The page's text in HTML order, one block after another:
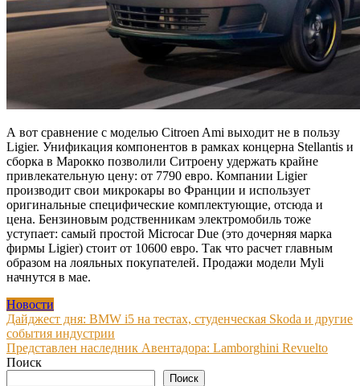
А вот сравнение с моделью Citroen Ami выходит не в пользу
Ligier. Унификация компонентов в рамках концерна Stellantis и
сборка в Марокко позволили Ситроену удержать крайне
привлекательную цену: от 7790 евро. Компании Ligier
производит свои микрокары во Франции и использует
оригинальные специфические комплектующие, отсюда и
цена. Бензиновым родственникам электромобиль тоже
уступает: самый простой Microcar Due (это дочерняя марка
фирмы Ligier) стоит от 10600 евро. Так что расчет главным
образом на лояльных покупателей. Продажи модели Myli
начнутся в мае.
Новости
Навигация
по
записям
Дайджест дня: BMW i5 на тестах, студенческая Skoda и другие
события индустрии
Представлен наследник Авентадора: Lamborghini Revuelto
Поиск
Поиск